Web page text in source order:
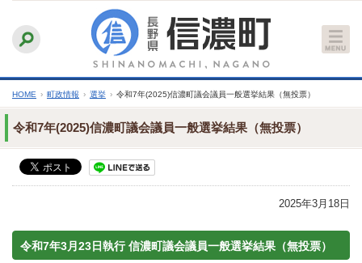
文
へ
ふりがなをつける
文字サイズ
縮小 標準 拡大
HOME › 町政情報 › 選挙 › 令和7年(2025)信濃町議会議員一般選挙結果（無投票）
令和7年(2025)信濃町議会議員一般選挙結果（無投票）
2025年3月18日
令和7年3月23日執行 信濃町議会議員一般選挙結果（無投票）